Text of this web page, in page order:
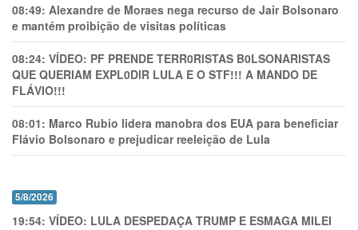
08:49: Alexandre de Moraes nega recurso de Jair Bolsonaro
e mantém proibição de visitas políticas
08:24: VÍDEO: PF PRENDE TERR0RlSTAS B0LSONARlSTAS
QUE QUERIAM EXPL0DlR LULA E O STF!!! A MANDO DE
FLÁVIO!!!
08:01: Marco Rubio lidera manobra dos EUA para beneficiar
Flávio Bolsonaro e prejudicar reeleição de Lula
5/8/2026
19:54: VÍDEO: LULA DESPEDAÇA TRUMP E ESMAGA MILEI